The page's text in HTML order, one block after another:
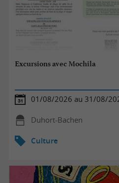
Excursions avec Mochila
01/08/2026 au 31/08/
Duhort-Bachen
Culture